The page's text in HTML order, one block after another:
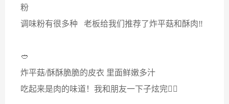
粉
调味粉有很多种 老板给我们推荐了炸平菇和酥肉‼
🥙
炸平菇/酥酥脆脆的皮衣 里面鲜嫩多汁
吃起来是肉的味道！我和朋友一下子炫完了🏽